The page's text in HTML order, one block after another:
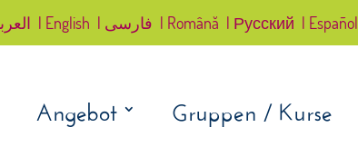
| English | فارسی | Română | Русский | Español
Angebot Gruppen / Kurse